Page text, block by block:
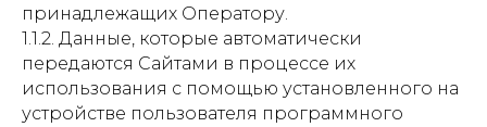
принадлежащих Оператору.
1.1.2. Данные, которые автоматически
передаются Сайтами в процессе их
использования с помощью установленного на
устройстве пользователя программного